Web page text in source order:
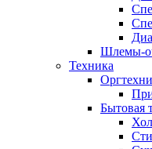
Шлемы-
Техника
Бытовая